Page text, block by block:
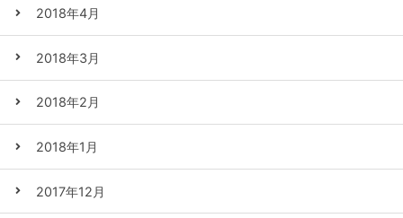
2018年4月
2018年3月
2018年2月
2018年1月
2017年12月